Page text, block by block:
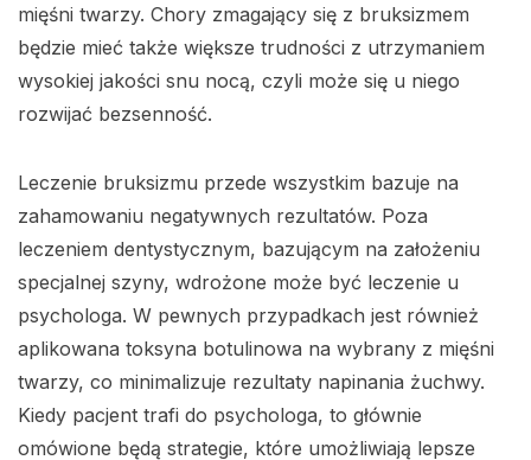
mięśni twarzy. Chory zmagający się z bruksizmem
będzie mieć także większe trudności z utrzymaniem
wysokiej jakości snu nocą, czyli może się u niego
rozwijać bezsenność.
Leczenie bruksizmu przede wszystkim bazuje na
zahamowaniu negatywnych rezultatów. Poza
leczeniem dentystycznym, bazującym na założeniu
specjalnej szyny, wdrożone może być leczenie u
psychologa. W pewnych przypadkach jest również
aplikowana toksyna botulinowa na wybrany z mięśni
twarzy, co minimalizuje rezultaty napinania żuchwy.
Kiedy pacjent trafi do psychologa, to głównie
omówione będą strategie, które umożliwiają lepsze